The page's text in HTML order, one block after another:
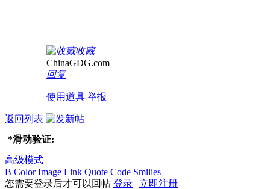
收藏
ChinaGDG.com
回复
使用道具 举报
返回列表
*滑动验证:
高级模式
B Color Image Link Quote Code Smilies
您需要登录后才可以回帖 登录 | 立即注册